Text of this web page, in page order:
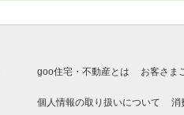
goo住宅・不動産とは お客さま
個人情報の取り扱いについて 消